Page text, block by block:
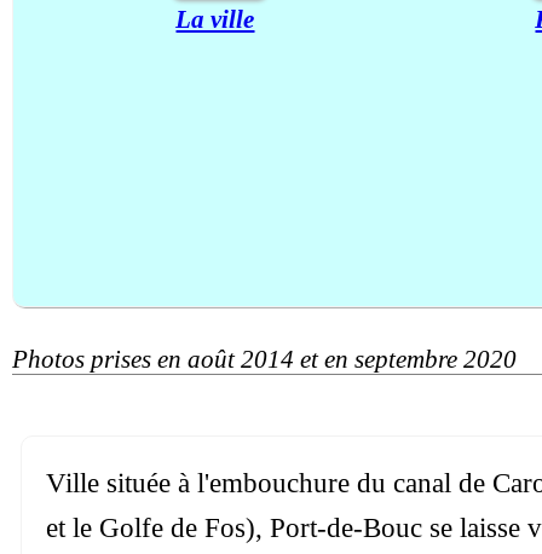
La ville
Photos prises en août 2014 et en septembre 2020
Ville située à l'embouchure du canal de
et le Golfe de Fos), Port-de-Bouc se laisse